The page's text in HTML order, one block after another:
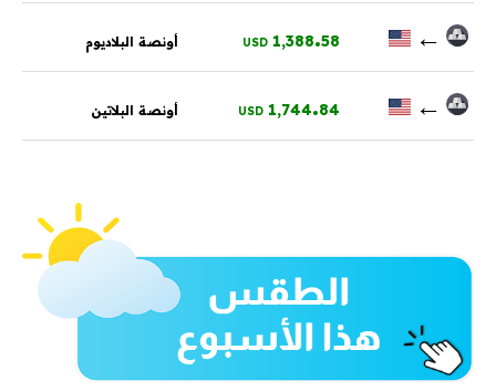
←
1,388.58
USD أونصة البلاديوم
←
1,744.84
USD أونصة البلاتين